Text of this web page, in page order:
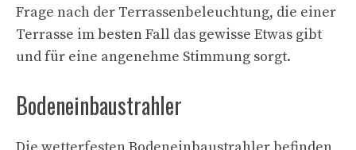
Frage nach der Terrassenbeleuchtung, die einer
Terrasse im besten Fall das gewisse Etwas gibt
und für eine angenehme Stimmung sorgt.
Bodeneinbaustrahler